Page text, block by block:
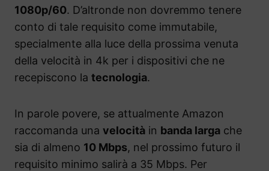
1080p/60. D’altronde non dovremmo tenere
conto di tale requisito come immutabile,
specialmente alla luce della prossima venuta
della velocità in 4k per i dispositivi che ne
recepiscono la tecnologia.
In parole povere, se attualmente Amazon
raccomanda una velocità in banda larga che
sia di almeno 10 Mbps, nel prossimo futuro il
requisito minimo salirà a 35 Mbps. Per